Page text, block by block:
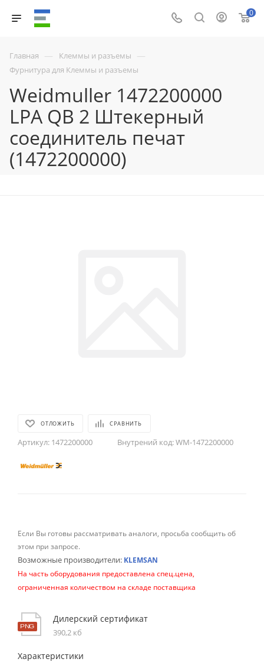
0
Главная — Клеммы и разъемы —
Фурнитура для Клеммы и разъемы
Weidmuller 1472200000
LPA QB 2 Штекерный
соединитель печат
(1472200000)
ОТЛОЖИТЬ СРАВНИТЬ
Артикул: 1472200000 Внутрений код:WM-1472200000
Если Вы готовы рассматривать аналоги, просьба сообщить об
этом при запросе.
Возможные производители: KLEMSAN
На часть оборудования предоставлена спец.цена,
ограниченная количеством на складе поставщика
Дилерский сертификат
390,2 кб
Характеристики